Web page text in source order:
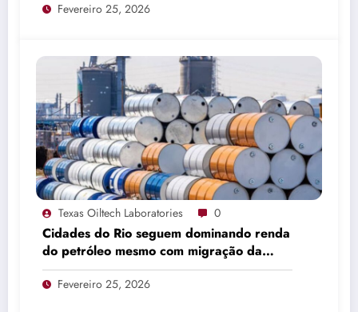
Fevereiro 25, 2026
Texas Oiltech Laboratories 0
Cidades do Rio seguem dominando renda
do petróleo mesmo com migração da
produção
Fevereiro 25, 2026